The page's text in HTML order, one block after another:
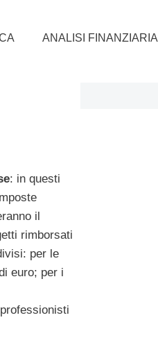
ANALISI FINANZIARIA
: in questi
il
rimborsati
per le
euro; per i